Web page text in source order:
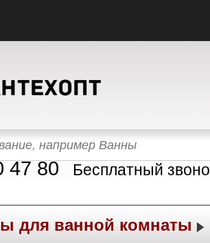
47 80 Бесплатный
для ванной комнаты